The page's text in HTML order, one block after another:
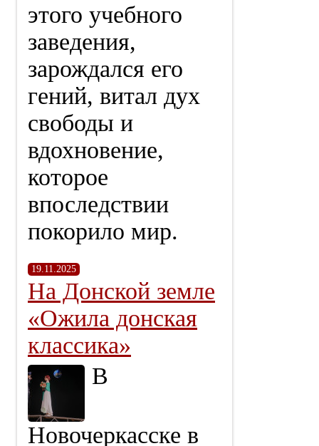
этого учебного
заведения,
зарождался его
гений, витал дух
свободы и
вдохновение,
которое
впоследствии
покорило мир.
19.11.2025
На Донской земле
«Ожила донская
классика»
В
Новочеркасске в